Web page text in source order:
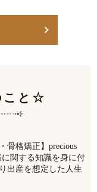
こと☆
骨格矯正】precious
関する知識を身に付
出産を想定した人生